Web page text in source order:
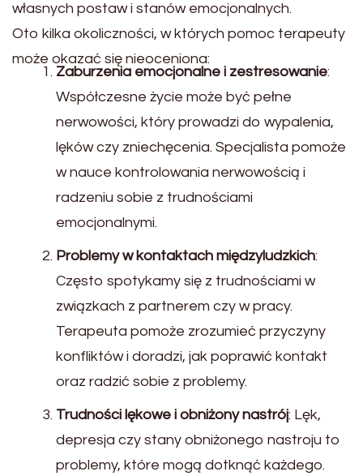
własnych postaw i stanów emocjonalnych.
Oto kilka okoliczności, w których pomoc terapeuty
może okazać się nieoceniona:
Zaburzenia emocjonalne i zestresowanie:
Współczesne życie może być pełne
nerwowości, który prowadzi do wypalenia,
lęków czy zniechęcenia. Specjalista pomoże
w nauce kontrolowania nerwowością i
radzeniu sobie z trudnościami
emocjonalnymi.
Problemy w kontaktach międzyludzkich:
Często spotykamy się z trudnościami w
związkach z partnerem czy w pracy.
Terapeuta pomoże zrozumieć przyczyny
konfliktów i doradzi, jak poprawić kontakt
oraz radzić sobie z problemy.
Trudności lękowe i obniżony nastrój: Lęk,
depresja czy stany obniżonego nastroju to
problemy, które mogą dotknąć każdego.